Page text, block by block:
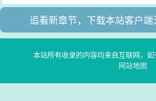
追看新章节，下载本站客户端
本站所有收录的内容均来自互联网，如
网站地图